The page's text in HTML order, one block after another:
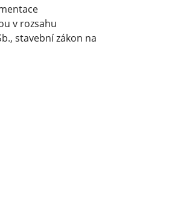
v rozsahu
stavební zákon na